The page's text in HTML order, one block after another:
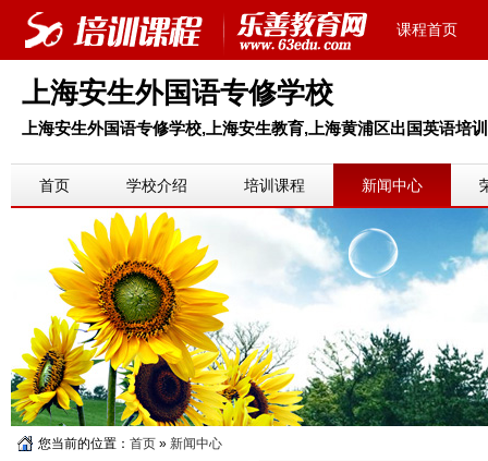
课程首页
上海安生外国语专修学校
上海安生外国语专修学校,上海安生教育,上海黄浦区出国英语培
首页 学校介绍 培训课程 新闻中心
您当前的位置： 首页 » 新闻中心